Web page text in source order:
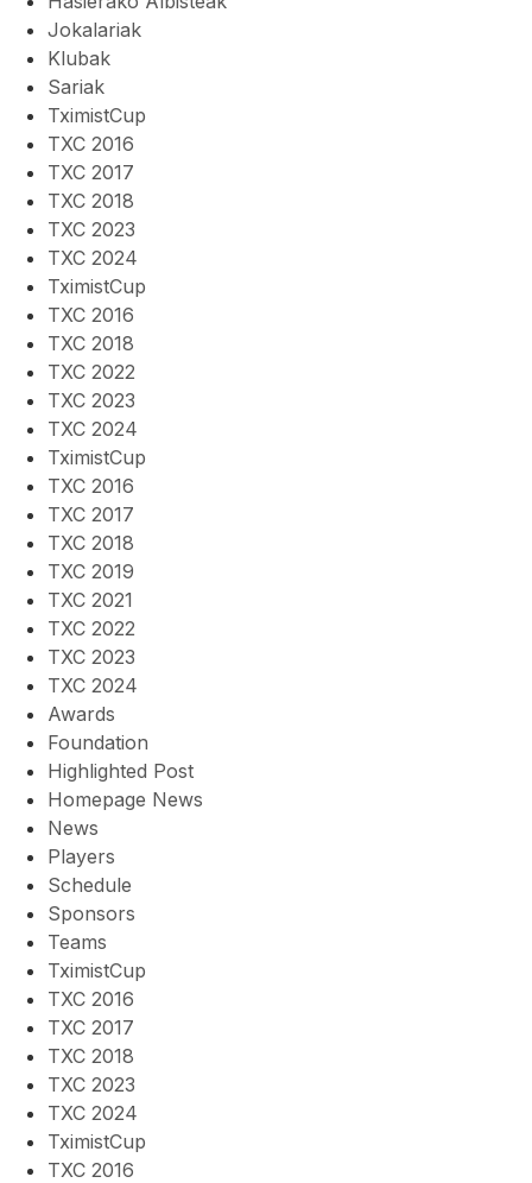
Jokalariak
Klubak
Sariak
TximistCup
TXC 2016
TXC 2017
TXC 2018
TXC 2023
TXC 2024
TximistCup
TXC 2016
TXC 2018
TXC 2022
TXC 2023
TXC 2024
TximistCup
TXC 2016
TXC 2017
TXC 2018
TXC 2019
TXC 2021
TXC 2022
TXC 2023
TXC 2024
Awards
Foundation
Highlighted Post
Homepage News
News
Players
Schedule
Sponsors
Teams
TximistCup
TXC 2016
TXC 2017
TXC 2018
TXC 2023
TXC 2024
TximistCup
TXC 2016